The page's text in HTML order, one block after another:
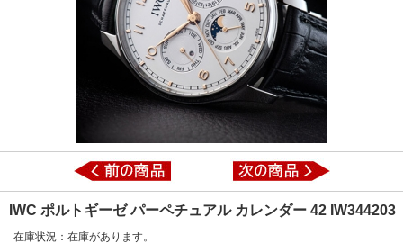
IWC ポルトギーゼ パーペチュアル カレンダー 42 IW344203
在庫状況：在庫があります。